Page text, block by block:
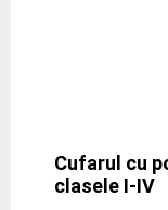
Cufarul cu
clasele I-IV